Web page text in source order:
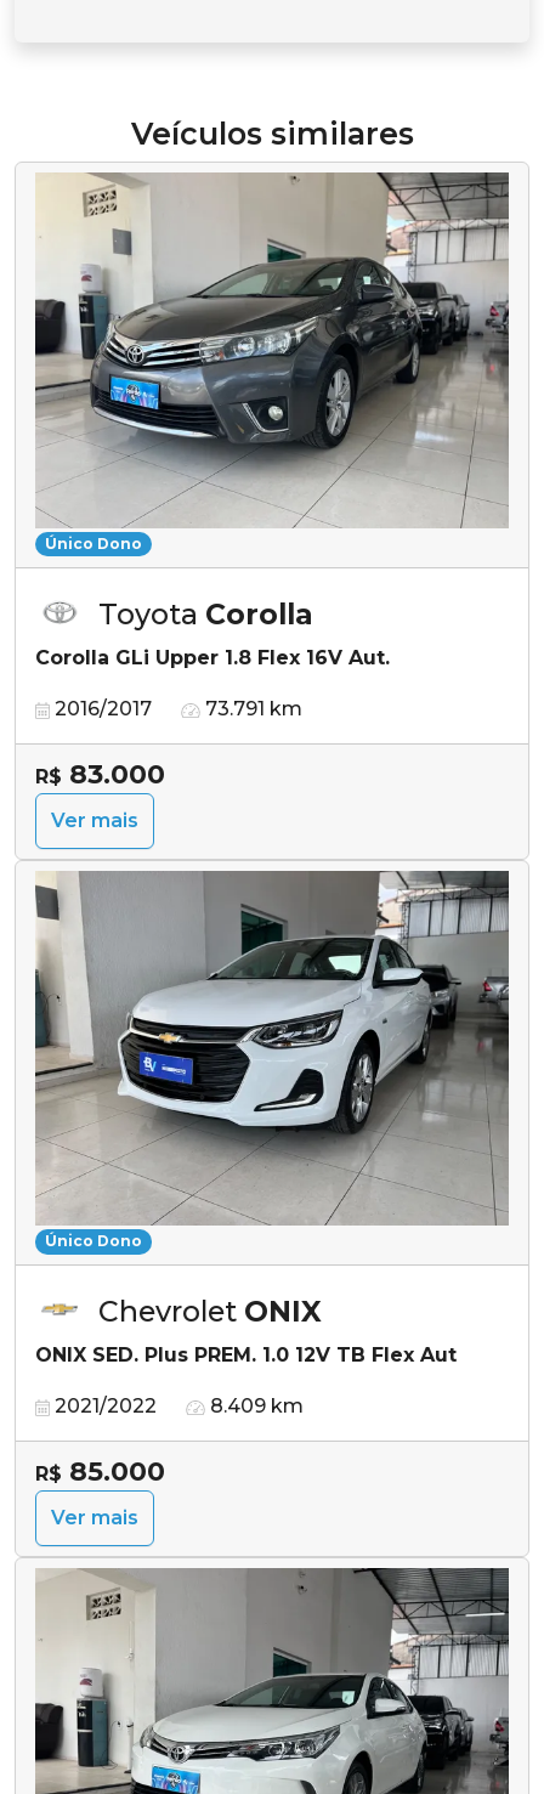
Veículos similares
Único Dono
Toyota Corolla
Corolla GLi Upper 1.8 Flex 16V Aut.
2016/2017 73.791 km
R$ 83.000
Ver mais
Único Dono
Chevrolet ONIX
ONIX SED. Plus PREM. 1.0 12V TB Flex Aut
2021/2022 8.409 km
R$ 85.000
Ver mais